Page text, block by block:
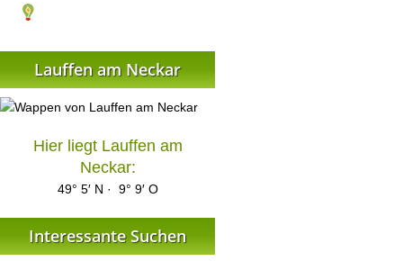
Lauffen am Neckar
Hier liegt Lauffen am
Neckar:
49° 5′ N · 9° 9′ O
Interessante Suchen